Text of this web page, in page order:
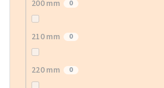
200 mm 0
210 mm 0
220 mm 0